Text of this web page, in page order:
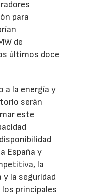
para
de
últimos doce
a la energía y
serán
este
España y
la
y la seguridad
principales